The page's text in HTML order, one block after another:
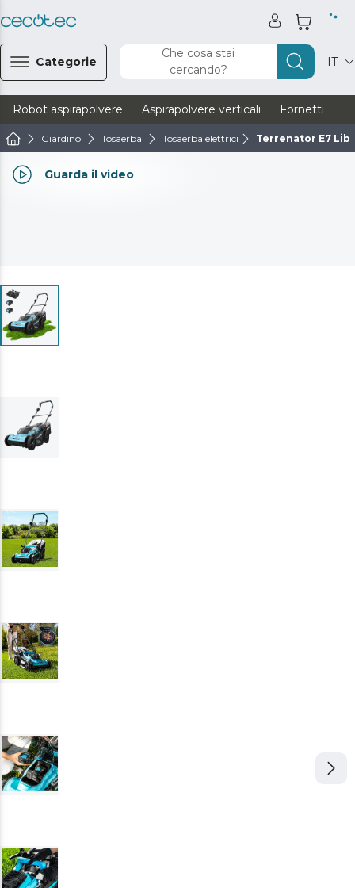
Categorie
Che cosa stai
cercando?
IT
Robot aspirapolvere Aspirapolvere verticali Fornetti
Giardino Tosaerba Tosaerba elettrici Terrenator E7
Guarda il video